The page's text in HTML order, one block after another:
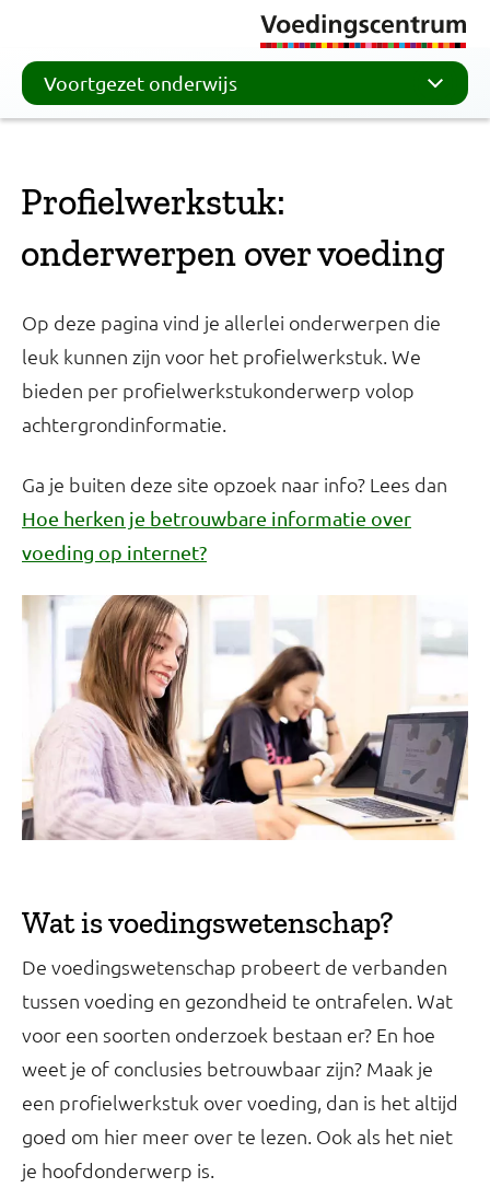
Voortgezet onderwijs
Profielwerkstuk:
onderwerpen over voeding
Op deze pagina vind je allerlei onderwerpen die
leuk kunnen zijn voor het profielwerkstuk. We
bieden per profielwerkstukonderwerp volop
achtergrondinformatie.
Ga je buiten deze site opzoek naar info? Lees dan
Hoe herken je betrouwbare informatie over
voeding op internet?
Wat is voedingswetenschap?
De voedingswetenschap probeert de verbanden
tussen voeding en gezondheid te ontrafelen. Wat
voor een soorten onderzoek bestaan er? En hoe
weet je of conclusies betrouwbaar zijn? Maak je
een profielwerkstuk over voeding, dan is het altijd
goed om hier meer over te lezen. Ook als het niet
je hoofdonderwerp is.